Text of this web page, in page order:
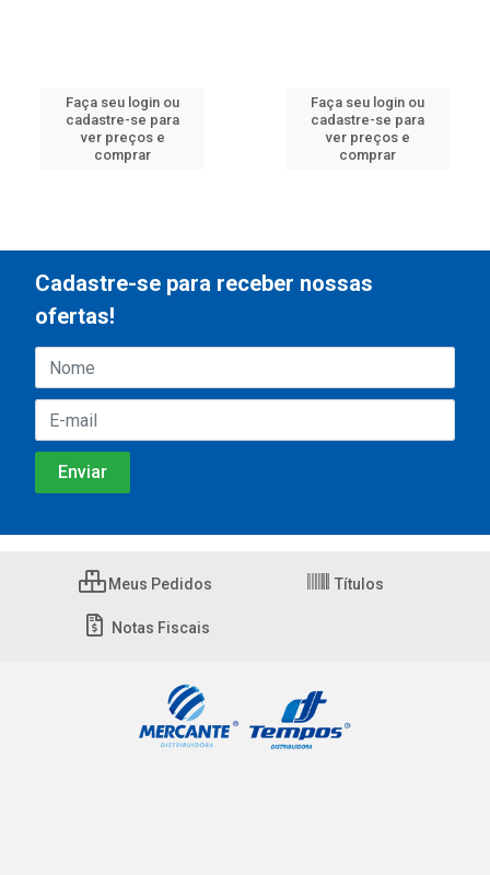
Faça seu login ou
cadastre-se para
ver preços e
comprar
Faça seu login ou
cadastre-se para
ver preços e
comprar
Cadastre-se para receber nossas
ofertas!
Meus Pedidos Títulos
Notas Fiscais